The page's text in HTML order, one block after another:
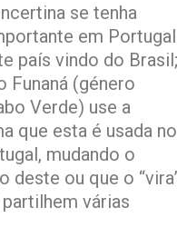
se tenha
em Portugal
país vindo do
Funaná (género
Verde) use a
que esta é usada no
mudando o
deste ou que o
várias